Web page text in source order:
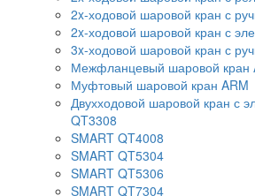
2x-ходовой шаровой кран с
2x-ходовой шаровой кран с
3x-ходовой шаровой кран с
Межфланцевый шаровой кран
Муфтовый шаровой кран ARM
Двухходовой шаровой кран с
QT3308
SMART QT4008
SMART QT5304
SMART QT5306
SMART QT7304